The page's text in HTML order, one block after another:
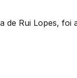
de Rui Lopes, foi